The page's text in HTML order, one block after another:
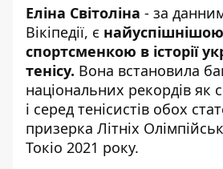
Еліна Світоліна - за
Вікіпедії, є найуспішнішою
спортсменкою в історії
тенісу. Вона встановила
національних рекордів як
і серед тенісистів обох
призерка Літніх
Токіо 2021 року.